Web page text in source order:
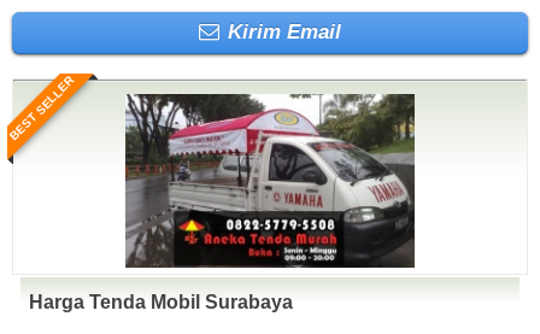
Kirim Email
BEST SELLER
Harga Tenda Mobil Surabaya